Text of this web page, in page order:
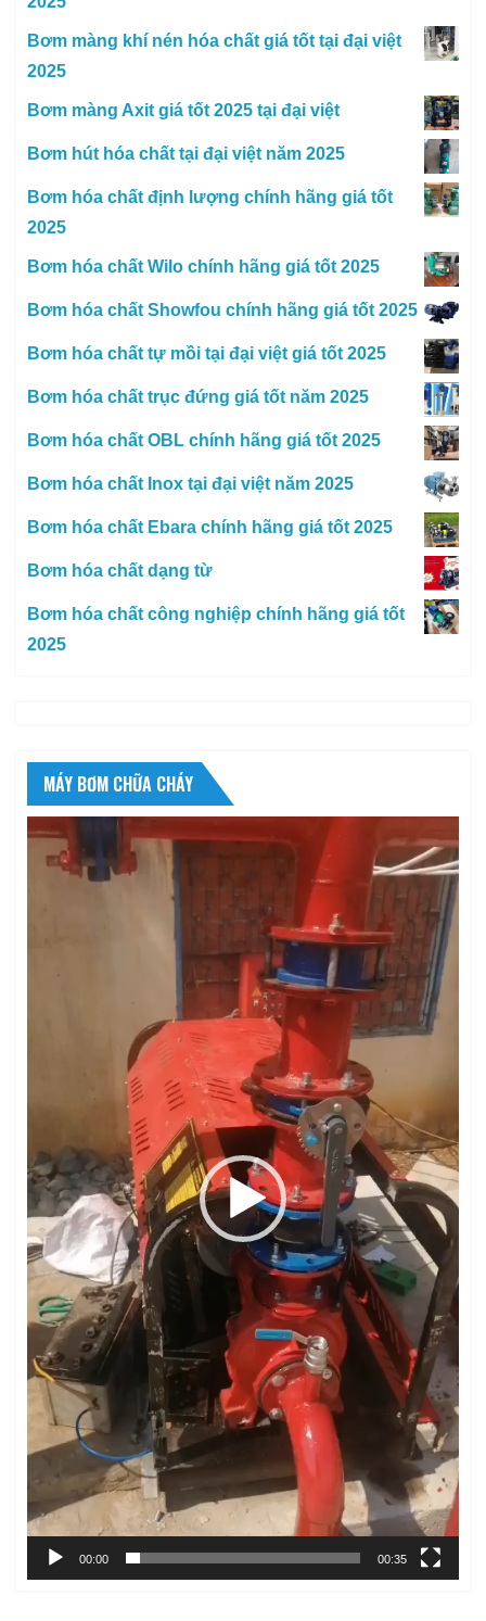
Bơm màng khí nén hóa chất giá tốt tại đại việt
2025
Bơm màng Axit giá tốt 2025 tại đại việt
Bơm hút hóa chất tại đại việt năm 2025
Bơm hóa chất định lượng chính hãng giá tốt
2025
Bơm hóa chất Wilo chính hãng giá tốt 2025
Bơm hóa chất Showfou chính hãng giá tốt 2025
Bơm hóa chất tự mồi tại đại việt giá tốt 2025
Bơm hóa chất trục đứng giá tốt năm 2025
Bơm hóa chất OBL chính hãng giá tốt 2025
Bơm hóa chất Inox tại đại việt năm 2025
Bơm hóa chất Ebara chính hãng giá tốt 2025
Bơm hóa chất dạng từ
Bơm hóa chất công nghiệp chính hãng giá tốt
2025
MÁY BƠM CHỮA CHÁY
Trình
chơi
00:00 00:35